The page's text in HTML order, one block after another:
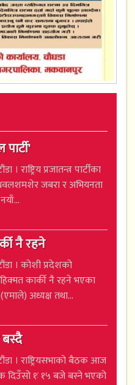
। राष्ट्रिय प्रजातन्त्र पार्टीका
धवलशमशेर जबरा र अभियनता
नै रहने
। कोशी प्रदेशको
हिक्मत कार्की नै रहने भएका
अध्यक्ष तथा...
। राष्ट्रियसभाको बैठक आज
१ः १५ बजे बस्ने भएको